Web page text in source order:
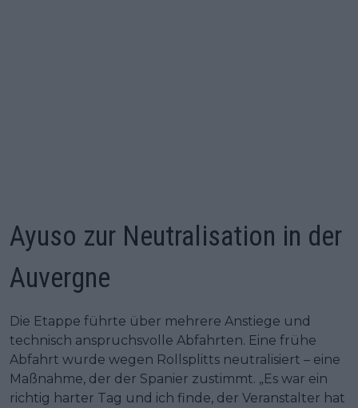
Ayuso zur Neutralisation in der
Auvergne
Die Etappe führte über mehrere Anstiege und
technisch anspruchsvolle Abfahrten. Eine frühe
Abfahrt wurde wegen Rollsplitts neutralisiert – eine
Maßnahme, der der Spanier zustimmt. „Es war ein
richtig harter Tag und ich finde, der Veranstalter hat